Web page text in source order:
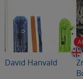
David Hanvald